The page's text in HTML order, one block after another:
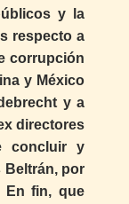
y la
respecto a
corrupción
y México
y a
directores
concluir y
Beltrán, por
En fin, que